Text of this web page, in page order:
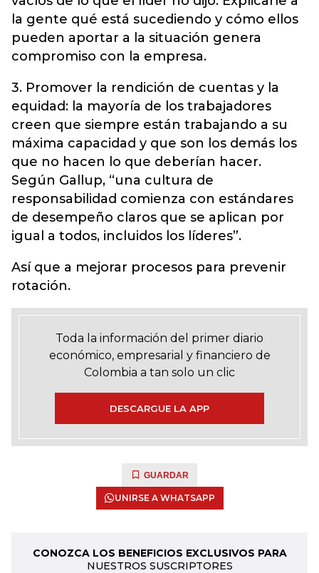
la gente qué está sucediendo y cómo ellos
pueden aportar a la situación genera
compromiso con la empresa.
3. Promover la rendición de cuentas y la
equidad: la mayoría de los trabajadores
creen que siempre están trabajando a su
máxima capacidad y que son los demás los
que no hacen lo que deberían hacer.
Según Gallup, “una cultura de
responsabilidad comienza con estándares
de desempeño claros que se aplican por
igual a todos, incluidos los líderes”.
Así que a mejorar procesos para prevenir
rotación.
Toda la información del primer diario
económico, empresarial y financiero de
Colombia a tan solo un clic
DESCARGUE LA APP
GUARDAR
UNIRSE A WHATSAPP
CONOZCA LOS BENEFICIOS EXCLUSIVOS PARA
NUESTROS SUSCRIPTORES